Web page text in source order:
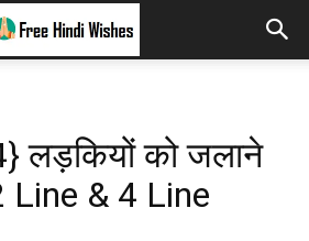
लड़कियों को जलाने
Line & 4 Line